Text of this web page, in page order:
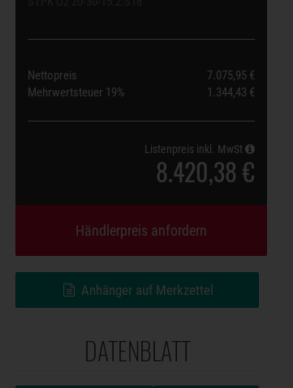
Nettopreis
7.075,95 €
Mehrwertsteuer 19% 1.344,43 €
Listenpreis inkl. MwSt
8.420,38 €
Händlerpreis anfordern
Anhänger auf Merkzettel
DATENBLATT